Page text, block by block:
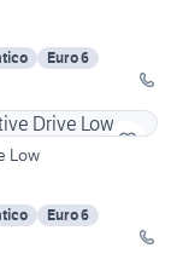
Euro 6
Low
Euro 6